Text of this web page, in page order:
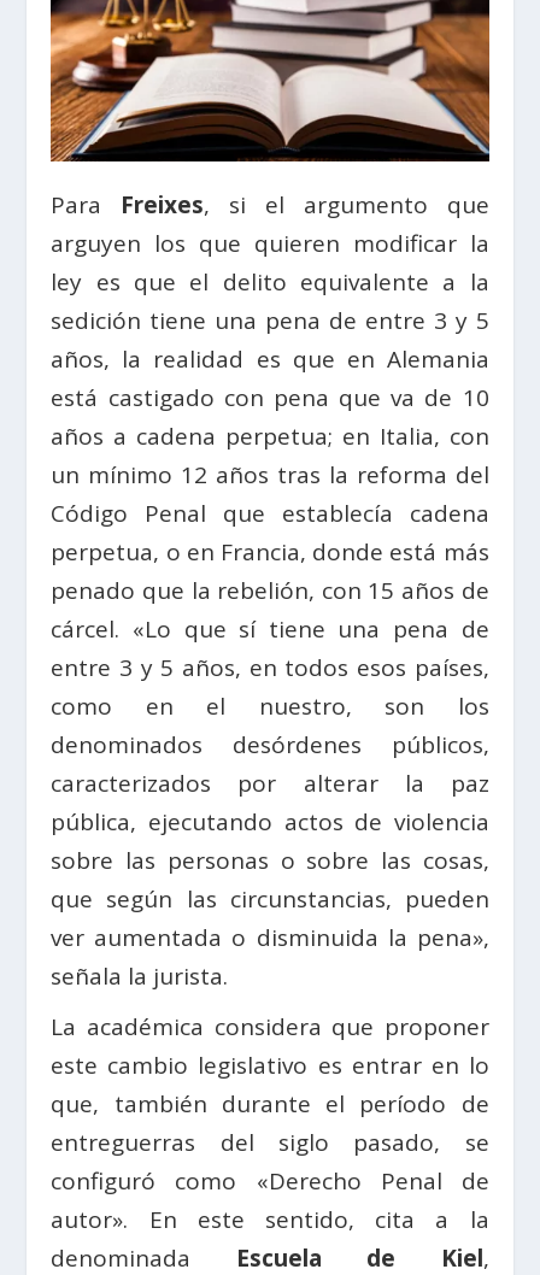
Para Freixes, si el argumento que
arguyen los que quieren modificar la
ley es que el delito equivalente a la
sedición tiene una pena de entre 3 y 5
años, la realidad es que en Alemania
está castigado con pena que va de 10
años a cadena perpetua; en Italia, con
un mínimo 12 años tras la reforma del
Código Penal que establecía cadena
perpetua, o en Francia, donde está más
penado que la rebelión, con 15 años de
cárcel. «Lo que sí tiene una pena de
entre 3 y 5 años, en todos esos países,
como en el nuestro, son los
denominados desórdenes públicos,
caracterizados por alterar la paz
pública, ejecutando actos de violencia
sobre las personas o sobre las cosas,
que según las circunstancias, pueden
ver aumentada o disminuida la pena»,
señala la jurista.
La académica considera que proponer
este cambio legislativo es entrar en lo
que, también durante el período de
entreguerras del siglo pasado, se
configuró como «Derecho Penal de
autor». En este sentido, cita a la
denominada Escuela de Kiel,